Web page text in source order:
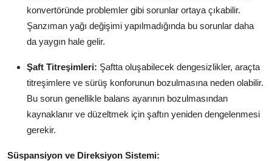
konvertöründe problemler gibi sorunlar ortaya çıkabilir.
Şanzıman yağı değişimi yapılmadığında bu sorunlar daha
da yaygın hale gelir.
Şaft Titreşimleri: Şaftta oluşabilecek dengesizlikler, araçta
titreşimlere ve sürüş konforunun bozulmasına neden olabilir.
Bu sorun genellikle balans ayarının bozulmasından
kaynaklanır ve düzeltmek için şaftın yeniden dengelenmesi
gerekir.
Süspansiyon ve Direksiyon Sistemi: